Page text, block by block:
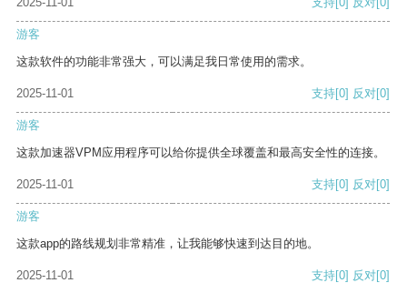
游客
这款软件的功能非常强大，可以满足我日常使用的需求。
2025-11-01 支持[0] 反对[0]
游客
这款加速器VPM应用程序可以给你提供全球覆盖和最高安全性的连接。
2025-11-01 支持[0] 反对[0]
游客
这款app的路线规划非常精准，让我能够快速到达目的地。
2025-11-01 支持[0] 反对[0]